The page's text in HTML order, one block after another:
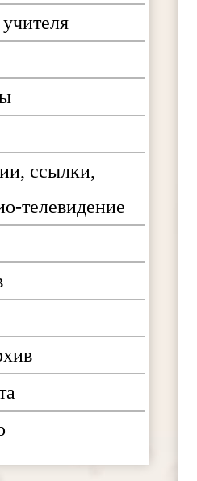
ссылки,
телевидение